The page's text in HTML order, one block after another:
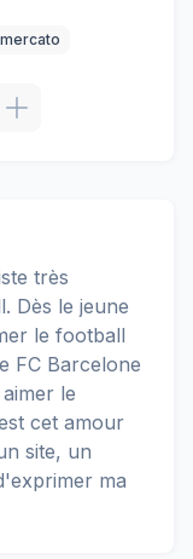
mercato
très
Dès le jeune
le football
FC Barcelone
le
cet amour
site, un
ma